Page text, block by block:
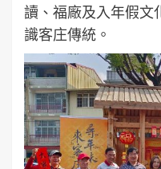
讀、福廠及入年假文
識客庄傳統。